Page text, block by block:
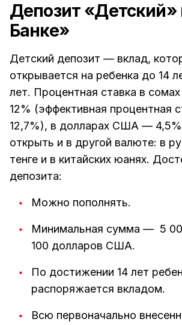
Депозит «Детский»
Банке»
Детский депозит — вклад,
открывается на ребенка до 14
лет. Процентная ставка в
12% (эффективная процентная
12,7%), в долларах США —
открыть и в другой валюте: в
тенге и в китайских юанях.
депозита:
Можно пополнять.
Минимальная сумма — 5
100 долларов США.
По достижении 14 лет
распоряжается вкладом.
Всю первоначально